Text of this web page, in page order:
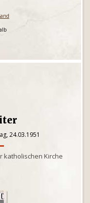
24.03.1951
katholischen Kirche